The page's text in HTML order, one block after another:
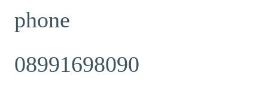
phone
08991698090